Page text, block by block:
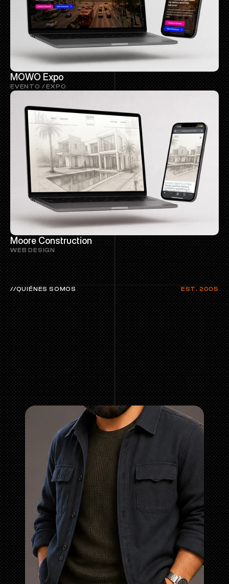
MOWO Expo
EVENTO / EXPO
Moore Construction
WEB DESIGN
//QUIÉNES SOMOS EST. 2005